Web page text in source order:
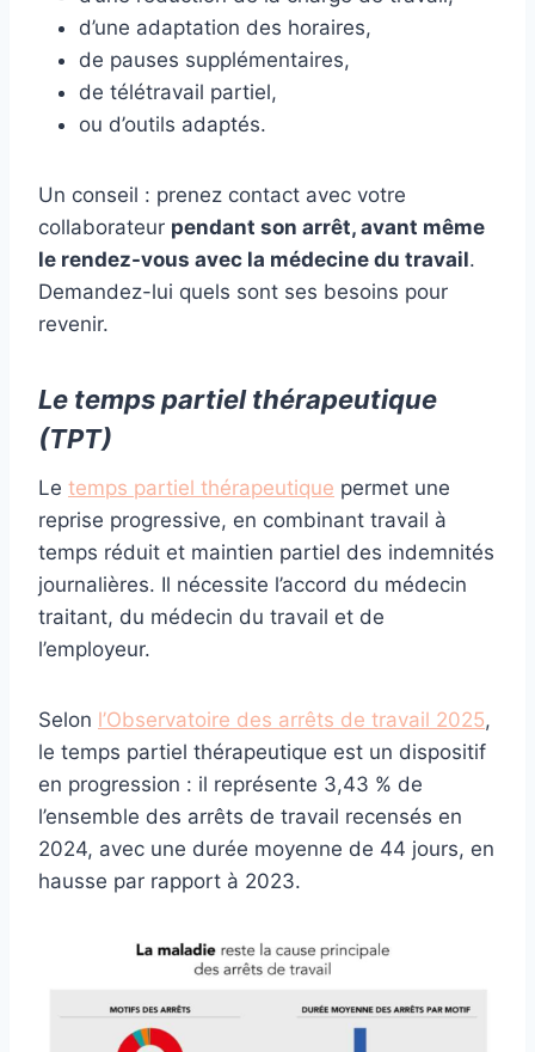
d’une adaptation des horaires,
de pauses supplémentaires,
de télétravail partiel,
ou d’outils adaptés.
Un conseil : prenez contact avec votre
collaborateur pendant son arrêt, avant même
le rendez-vous avec la médecine du travail.
Demandez-lui quels sont ses besoins pour
revenir.
Le temps partiel thérapeutique
(TPT)
Le temps partiel thérapeutique permet une
reprise progressive, en combinant travail à
temps réduit et maintien partiel des indemnités
journalières. Il nécessite l’accord du médecin
traitant, du médecin du travail et de
l’employeur.
Selon l’Observatoire des arrêts de travail 2025,
le temps partiel thérapeutique est un dispositif
en progression : il représente 3,43 % de
l’ensemble des arrêts de travail recensés en
2024, avec une durée moyenne de 44 jours, en
hausse par rapport à 2023.